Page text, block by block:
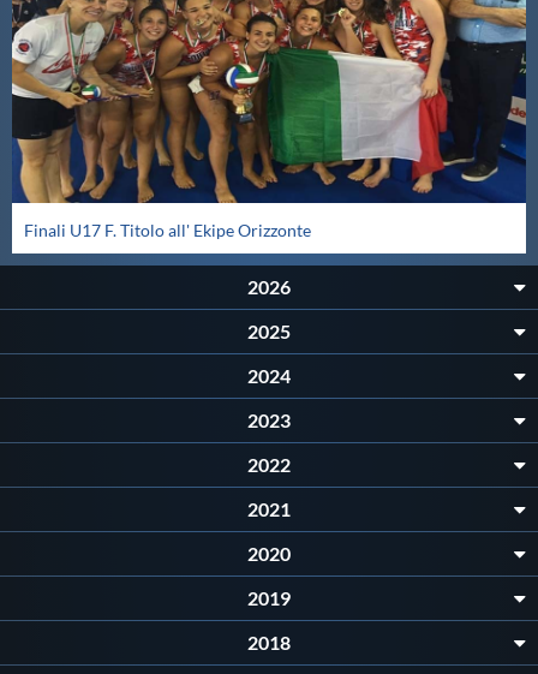
Finali U17 F. Titolo all' Ekipe Orizzonte
2026
2025
2024
2023
2022
2021
2020
2019
2018